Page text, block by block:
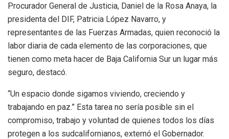
Procurador General de Justicia, Daniel de la Rosa Anaya, la
presidenta del DIF, Patricia López Navarro, y
representantes de las Fuerzas Armadas, quien reconoció la
labor diaria de cada elemento de las corporaciones, que
tienen como meta hacer de Baja California Sur un lugar más
seguro, destacó.
“Un espacio donde sigamos viviendo, creciendo y
trabajando en paz.” Esta tarea no sería posible sin el
compromiso, trabajo y voluntad de quienes todos los días
protegen a los sudcalifornianos, externó el Gobernador.